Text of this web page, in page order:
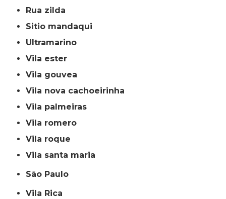
rua zilda
sitio mandaqui
ultramarino
vila ester
vila gouvea
vila nova cachoeirinha
vila palmeiras
vila romero
vila roque
vila santa maria
São Paulo
Vila Rica